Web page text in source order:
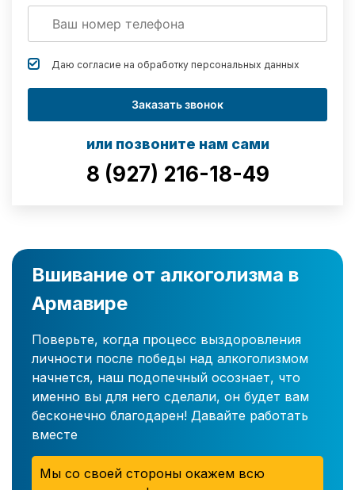
Даю согласие на обработку персональных данных
Заказать звонок
или позвоните нам сами
8 (927) 216-18-49
Вшивание от алкоголизма в
Армавире
Поверьте, когда процесс выздоровления
личности после победы над алкоголизмом
начнется, наш подопечный осознает, что
именно вы для него сделали, он будет вам
бесконечно благодарен! Давайте работать
вместе
Мы со своей стороны окажем всю